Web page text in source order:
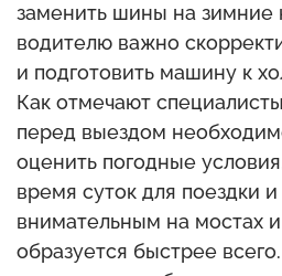
заменить шины на зимние
водителю важно
и подготовить машину к
Как отмечают
перед выездом
оценить погодные
время суток для поездки
внимательным на мостах и
образуется быстрее